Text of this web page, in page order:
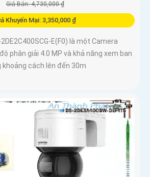
Giá Bán: 4,730,000 ₫
Khuyến Mại: 3,350,000 ₫
E(F0) là một Camera
phân giải 4.0 MP và khả năng xem ban
khoảng cách lên đến 30m